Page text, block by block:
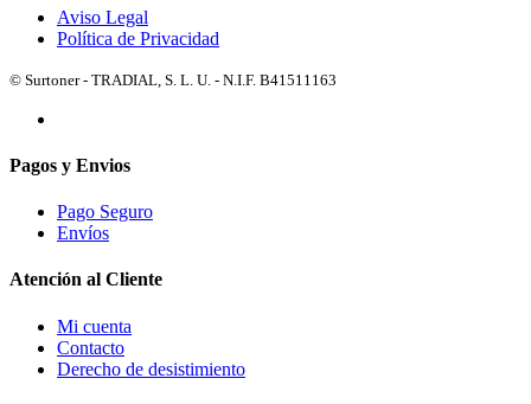
Aviso Legal
Política de Privacidad
© Surtoner - TRADIAL, S. L. U. - N.I.F. B41511163
Pagos y Envios
Pago Seguro
Envíos
Atención al Cliente
Mi cuenta
Contacto
Derecho de desistimiento